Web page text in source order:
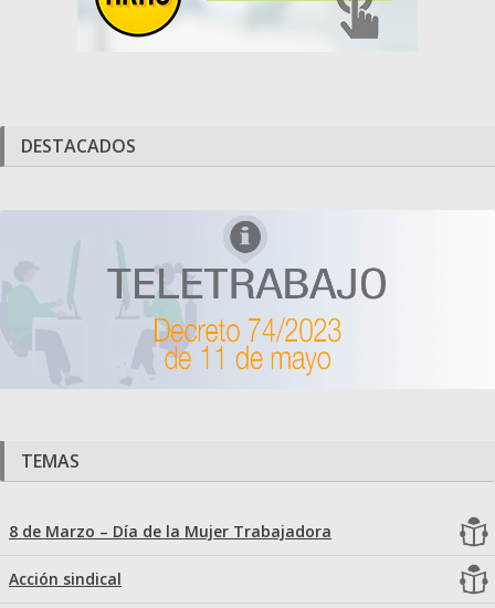
DESTACADOS
TEMAS
8 de Marzo – Día de la Mujer Trabajadora
Acción sindical